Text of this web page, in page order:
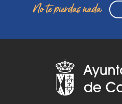
No te pierdas nada